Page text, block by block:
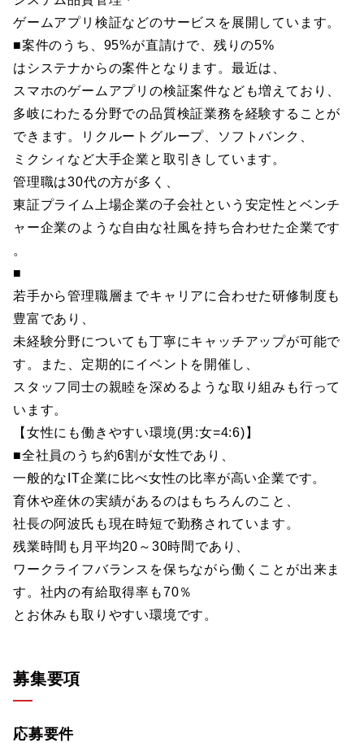
ゲームアプリ検証などのサービスを展開しています。
■案件のうち、95%が直請けで、残りの5%
はシステナからの案件となります。最近は、
スマホのゲームアプリの検証案件なども増えており、
多岐にわたる分野での品質検証業務を経験することが
できます。リクルートグループ、ソフトバンク、
ミクシィなど大手企業と取引きしています。
管理職は30代の方が多く、
東証プライム上場企業の子会社という安定性とベンチ
ャー企業のような自由な社風を持ち合わせた企業です
。
■
若手から管理職層までキャリアに合わせた研修制度も
豊富であり、
未経験分野についても丁寧にキャッチアップが可能で
す。また、定期的にイベントを開催し、
スタッフ同士の親睦を深めるような取り組みも行って
います。
【女性にも働きやすい環境(男:女=4:6)】
■全社員のうち約6割が女性であり、
一般的なIT企業に比べ女性の比率が高い企業です。
育休や産休の実績があるのはもちろんのこと、
社長の阿波氏も現在時短で勤務されています。
残業時間も月平均20～30時間であり、
ワークライフバランスを保ちながら働くことが出来ま
す。社内の有給取得率も70％
とお休みも取りやすい環境です。
募集要項
応募要件